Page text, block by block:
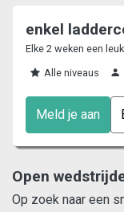
enkel
Elke 2 weken een
Alle niveaus
Meld je aan
Open
Op zoek naar een